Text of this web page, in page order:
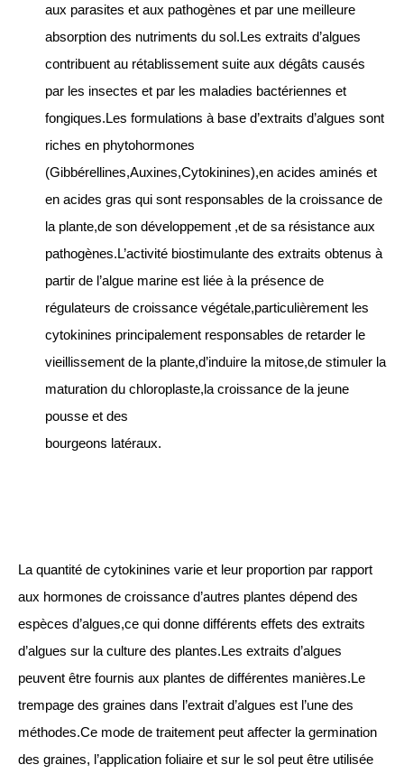
aux parasites et aux pathogènes et par une meilleure
absorption des nutriments du sol.Les extraits d’algues
contribuent au rétablissement suite aux dégâts causés
par les insectes et par les maladies bactériennes et
fongiques.Les formulations à base d’extraits d’algues sont
riches en phytohormones
(Gibbérellines,Auxines,Cytokinines),en acides aminés et
en acides gras qui sont responsables de la croissance de
la plante,de son développement ,et de sa résistance aux
pathogènes.L’activité biostimulante des extraits obtenus à
partir de l’algue marine est liée à la présence de
régulateurs de croissance végétale,particulièrement les
cytokinines principalement responsables de retarder le
vieillissement de la plante,d’induire la mitose,de stimuler la
maturation du chloroplaste,la croissance de la jeune
pousse et des
bourgeons latéraux.
La quantité de cytokinines varie et leur proportion par rapport
aux hormones de croissance d’autres plantes dépend des
espèces d’algues,ce qui donne différents effets des extraits
d’algues sur la culture des plantes.Les extraits d’algues
peuvent être fournis aux plantes de différentes manières.Le
trempage des graines dans l’extrait d’algues est l’une des
méthodes.Ce mode de traitement peut affecter la germination
des graines, l’application foliaire et sur le sol peut être utilisée